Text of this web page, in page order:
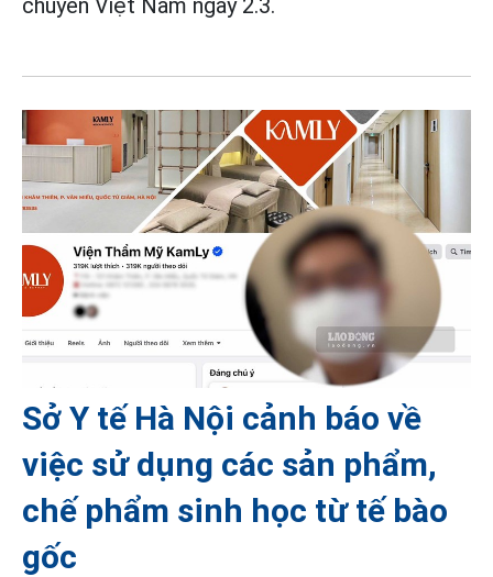
chuyền Việt Nam ngày 2.3.
Sở Y tế Hà Nội cảnh báo về
việc sử dụng các sản phẩm,
chế phẩm sinh học từ tế bào
gốc